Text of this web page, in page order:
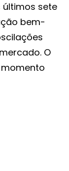
últimos sete
bem-
O
momento